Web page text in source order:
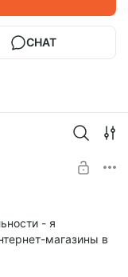
CHAT
- я
магазины в